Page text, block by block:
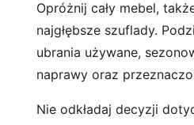
Opróżnij cały mebel,
najgłębsze szuflady.
ubrania używane,
naprawy oraz
Nie odkładaj decyzji